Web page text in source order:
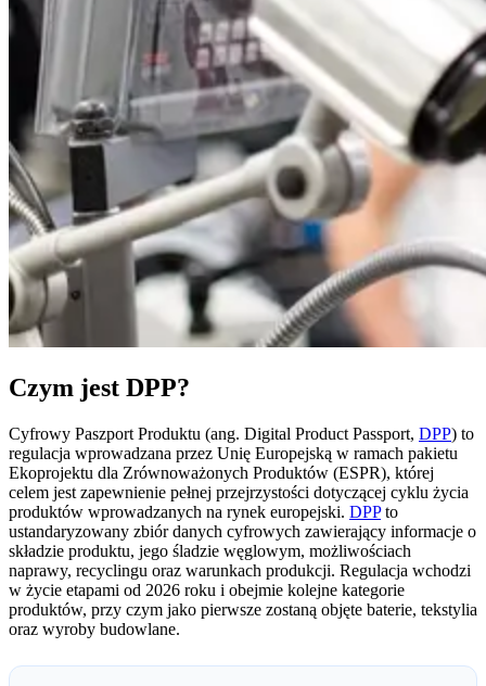
Czym jest DPP?
Cyfrowy Paszport Produktu (ang. Digital Product Passport, DPP) to
regulacja wprowadzana przez Unię Europejską w ramach pakietu
Ekoprojektu dla Zrównoważonych Produktów (ESPR), której
celem jest zapewnienie pełnej przejrzystości dotyczącej cyklu życia
produktów wprowadzanych na rynek europejski. DPPto
ustandaryzowany zbiór danych cyfrowych zawierający informacje o
składzie produktu, jego śladzie węglowym, możliwościach
naprawy, recyclingu oraz warunkach produkcji. Regulacja wchodzi
w życie etapami od 2026 roku i obejmie kolejne kategorie
produktów, przy czym jako pierwsze zostaną objęte baterie, tekstylia
oraz wyroby budowlane.